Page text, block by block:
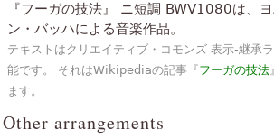
『フーガの技法』 ニ短調 BWV1080は、
ン・バッハによる音楽作品。
テキストはクリエイティブ・コモンズ 表示-継承
能です。 それはWikipediaの記事『フーガの技法
ます。
Other arrangements